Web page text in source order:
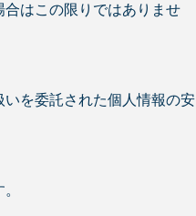
はこの限りではありませ
を委託された個人情報の安